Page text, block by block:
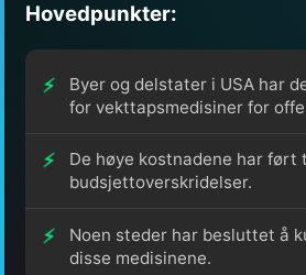
Hovedpunkter:
Byer og delstater i USA har
for vekttapsmedisiner for
De høye kostnadene har ført
budsjettoverskridelser.
Noen steder har besluttet å
disse medisinene.